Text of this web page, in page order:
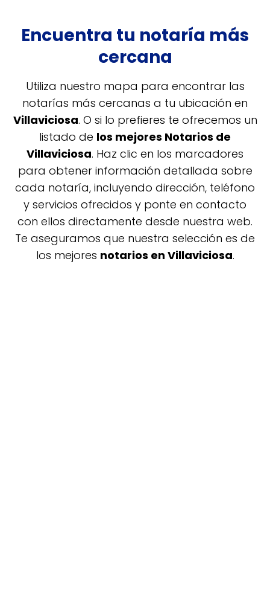
Encuentra tu notaría más
cercana
Utiliza nuestro mapa para encontrar las
notarías más cercanas a tu ubicación en
Villaviciosa. O si lo prefieres te ofrecemos un
listado de los mejores Notarios de
Villaviciosa. Haz clic en los marcadores
para obtener información detallada sobre
cada notaría, incluyendo dirección, teléfono
y servicios ofrecidos y ponte en contacto
con ellos directamente desde nuestra web.
Te aseguramos que nuestra selección es de
los mejores notarios en Villaviciosa.